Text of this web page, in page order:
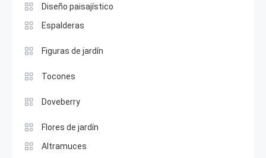
Diseño paisajístico
Espalderas
Figuras de jardín
Tocones
Doveberry
Flores de jardín
Altramuces